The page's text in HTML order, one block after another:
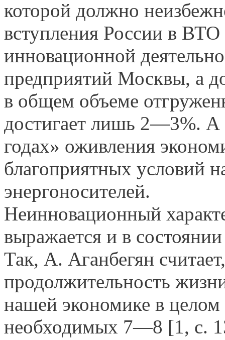
которой должно
вступления России в
инновационной
предприятий Москвы, а
в общем объеме
достигает лишь 2—3%. А
годах» оживления
благоприятных условий
энергоносителей.
Неинновационный
выражается и в
Так, А. Аганбегян
продолжительность
нашей экономике в целом
необходимых 7—8 [1, с.